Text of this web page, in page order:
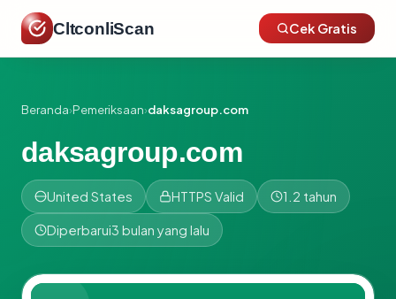
CltconliScan Cek Gratis
Beranda›Pemeriksaan›daksagroup.com
daksagroup.com
United States HTTPS Valid 1.2 tahun
Diperbarui3 bulan yang lalu